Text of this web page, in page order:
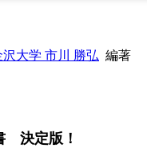
沢大学 市川 勝弘 編著
決定版！